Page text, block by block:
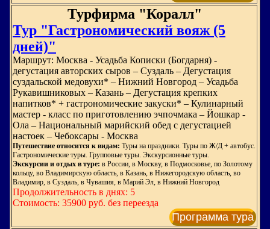
Турфирма "Коралл"
Тур "Гастрономический вояж (5
дней)"
Маршрут: Москва - Усадьба Кописки (Богдарня) -
дегустация авторских сыров – Суздаль – Дегустация
суздальской медовухи* – Нижний Новгород – Усадьба
Рукавишниковых – Казань – Дегустация крепких
напитков* + гастрономические закуски* – Кулинарный
мастер - класс по приготовлению эчпочмака – Йошкар -
Ола – Национальный марийский обед с дегустацией
настоек – Чебоксары - Москва
Путешествие относится к видам: Туры на праздники. Туры по Ж/Д + автобус.
Гастрономические туры. Групповые туры. Экскурсионные туры.
Экскурсии и отдых в туре: в России, в Москву, в Подмосковье, по Золотому
кольцу, во Владимирскую область, в Казань, в Нижегородскую область, во
Владимир, в Суздаль, в Чувашия, в Марий Эл, в Нижний Новгород
Продолжительность в днях: 5
Стоимость: 35900 руб. без переезда
Программа тура